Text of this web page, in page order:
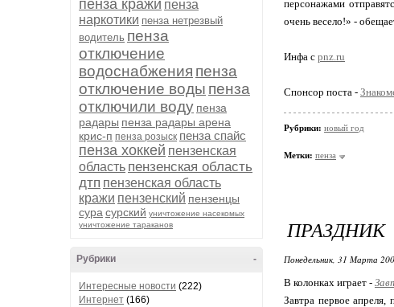
пенза кражи пенза
наркотики пенза нетрезвый
водитель пенза
отключение
водоснабжения пенза
отключение воды пенза
отключили воду пенза
радары пенза радары арена
крис-п пенза розыск пенза спайс
пенза хоккей пензенская
область пензенская область
дтп пензенская область
кражи пензенский пензенцы
сура сурский уничтожение насекомых
уничтожение тараканов
-
Рубрики
Интересные новости (222)
Интернет (166)
персонажами
очень весело!» -
Инфа с pnz.ru
Спонсор поста -
Рубрики: новый год
Метки: пенза
ПРАЗДНИК
Понедельник, 31 Марта
В колонках играет -
Завтра первое апреля,